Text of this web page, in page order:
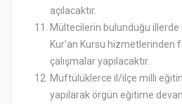
açılacaktır.
Mültecilerin bulunduğu illerde
Kur’an Kursu hizmetlerinden
çalışmalar yapılacaktır.
Müftülüklerce il/ilçe milli
yapılarak örgün eğitime